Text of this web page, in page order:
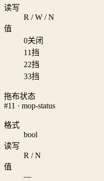
读写
R / W / N
值
0关闭
1 1挡
22挡
33挡
拖布状态
#11 · mop-status
格式
bool
读写
R / N
值
—